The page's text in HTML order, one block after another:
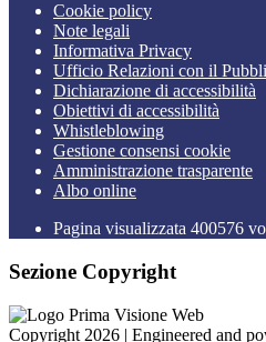
Cookie policy
Note legali
Informativa Privacy
Ufficio Relazioni con il
Dichiarazione di accessibilità
Obiettivi di accessibilità
Whistleblowing
Gestione consensi cookie
Amministrazione trasparente
Albo online
Pagina visualizzata 400576
Sezione Copyright
Copyright 2026 | Engineered and